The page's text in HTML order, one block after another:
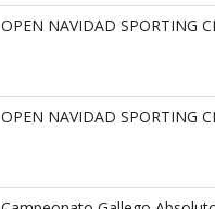
OPEN NAVIDAD SPORTING
OPEN NAVIDAD SPORTING